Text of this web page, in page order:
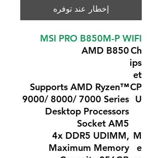
إخطار عند توفره
MSI PRO B850M-P WIFI
Ch
ips
et
AMD B850
CP
U
Supports AMD Ryzen™
9000/ 8000/ 7000 Series
Desktop Processors
Socket AM5
M
e
4x DDR5 UDIMM,
Maximum Memory